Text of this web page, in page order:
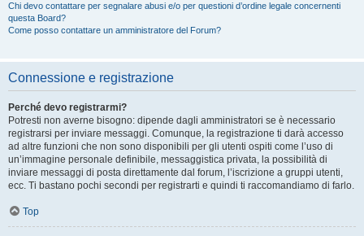
Chi devo contattare per segnalare abusi e/o per questioni d’ordine legale concernenti
questa Board?
Come posso contattare un amministratore del Forum?
Connessione e registrazione
Perché devo registrarmi?
Potresti non averne bisogno: dipende dagli amministratori se è necessario
registrarsi per inviare messaggi. Comunque, la registrazione ti darà accesso
ad altre funzioni che non sono disponibili per gli utenti ospiti come l’uso di
un’immagine personale definibile, messaggistica privata, la possibilità di
inviare messaggi di posta direttamente dal forum, l’iscrizione a gruppi utenti,
ecc. Ti bastano pochi secondi per registrarti e quindi ti raccomandiamo di farlo.
Top